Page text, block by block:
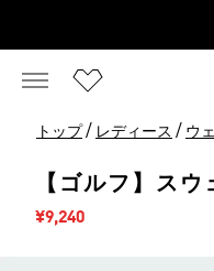
トップ / レディース / ウ
【ゴルフ】ス
セール価格
¥9,240